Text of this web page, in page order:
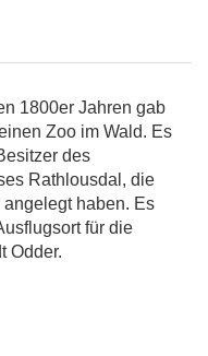
1800er Jahren gab
Zoo im Wald. Es
des
Rathlousdal, die
angelegt haben. Es
für die
Odder.